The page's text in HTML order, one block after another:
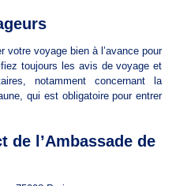
votre voyage bien à l’avance pour
toujours les avis de voyage et
notamment concernant la
qui est obligatoire pour entrer
de l’Ambassade de